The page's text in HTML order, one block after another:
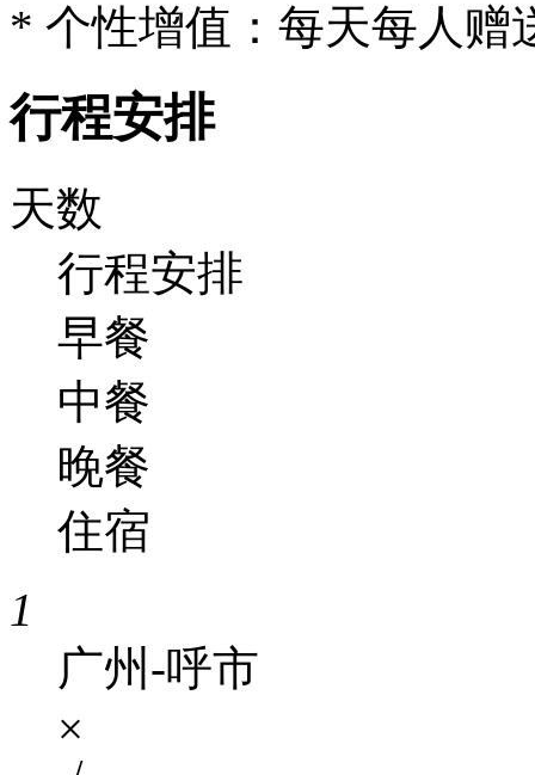
* 个性增值：每天每人赠
行程安排
天数
行程安排
早餐
中餐
晚餐
住宿
1
广州-呼市
×